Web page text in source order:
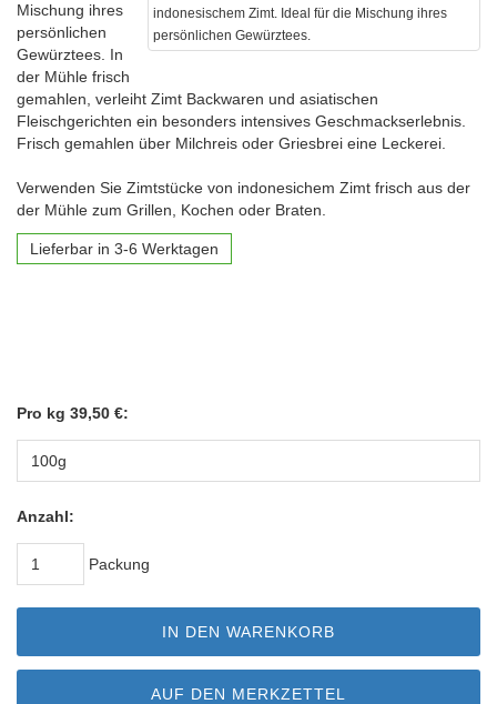
indonesischem Zimt. Ideal für die Mischung ihres
persönlichen Gewürztees.
Mischung ihres
persönlichen
Gewürztees. In
der Mühle frisch
gemahlen, verleiht Zimt Backwaren und asiatischen
Fleischgerichten ein besonders intensives Geschmackserlebnis.
Frisch gemahlen über Milchreis oder Griesbrei eine Leckerei.
Verwenden Sie Zimtstücke von indonesichem Zimt frisch aus der
der Mühle zum Grillen, Kochen oder Braten.
Lieferbar in 3-6 Werktagen
Pro kg 39,50 €:
Anzahl:
Packung
IN DEN WARENKORB
AUF DEN MERKZETTEL